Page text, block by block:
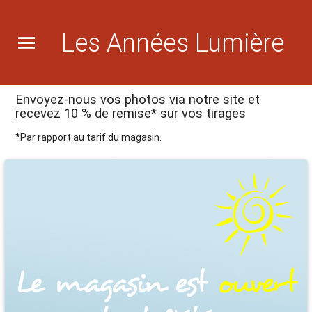
Les Années Lumière
Envoyez-nous vos photos via notre site et
recevez 10 % de remise* sur vos tirages
*Par rapport au tarif du magasin.